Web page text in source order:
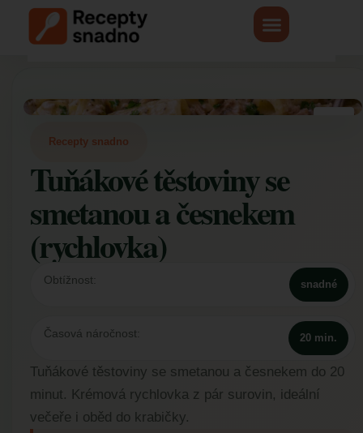
Recepty snadno
Tuňákové těstoviny se
smetanou a česnekem
(rychlovka)
Obtížnost: snadné
Časová náročnost: 20 min.
Tuňákové těstoviny se smetanou a česnekem do 20
minut. Krémová rychlovka z pár surovin, ideální
večeře i oběd do krabičky.